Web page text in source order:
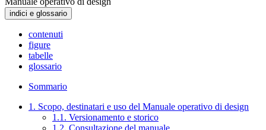
indici e glossario
contenuti
figure
tabelle
glossario
Sommario
1. Scopo, destinatari e uso del Manuale operativo di design
1.1. Versionamento e storico
1.2. Consultazione del manuale